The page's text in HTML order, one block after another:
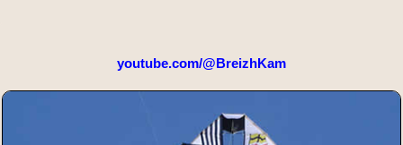
youtube.com/@BreizhKam